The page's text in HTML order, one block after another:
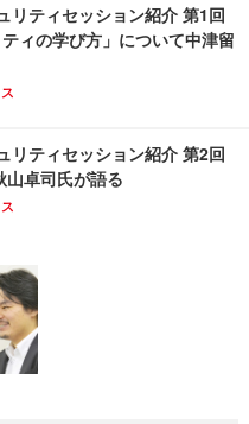
ティセッション紹介 第1回
ィの学び方」について中津留
ティセッション紹介 第2回
山卓司氏が語る